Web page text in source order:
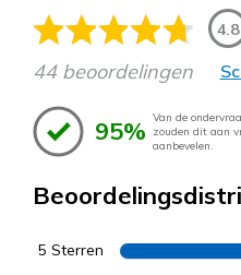
4.8
44 beoordelingen
95% Van de
zouden dit aan
aanbevelen.
5 Sterren